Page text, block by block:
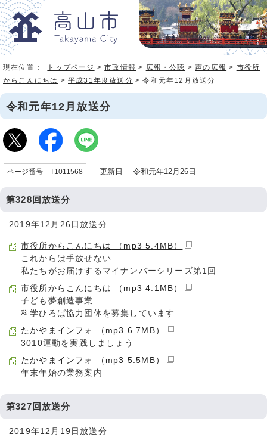
現在位置： トップページ >市政情報 > 広報・公聴 >声の広報 > 市役所
からこんにちは >平成31年度放送分 > 令和元年12月放送分
令和元年12月放送分
ページ番号 T1011568 更新日 令和元年12月26日
第328回放送分
2019年12月26日放送分
市役所からこんにちは （mp3 5.4MB）
これからは手放せない
私たちがお届けするマイナンバーシリーズ第1回
市役所からこんにちは （mp3 4.1MB）
子ども夢創造事業
科学ひろば協力団体を募集しています
たかやまインフォ （mp3 6.7MB）
3010運動を実践しましょう
たかやまインフォ （mp3 5.5MB）
年末年始の業務案内
第327回放送分
2019年12月19日放送分